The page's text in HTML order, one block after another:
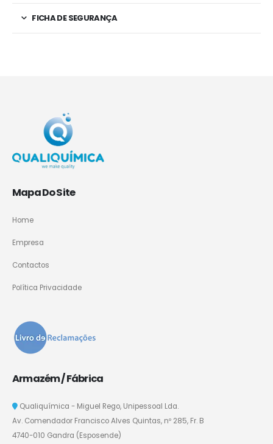
FICHA DE SEGURANÇA
Mapa Do Site
Home
Empresa
Contactos
Política Privacidade
Armazém / Fábrica
Qualiquímica - Miguel Rego, Unipessoal Lda.
Av. Comendador Francisco Alves Quintas, nº 285, Fr. B
4740-010 Gandra (Esposende)